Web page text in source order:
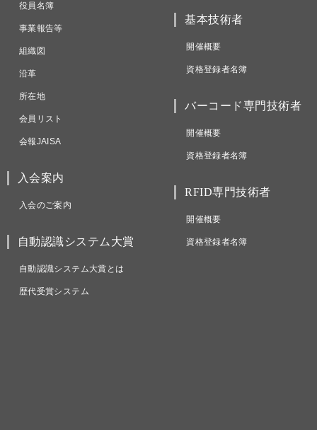
役員名簿
事業報告等
組織図
沿革
所在地
会員リスト
会報JAISA
入会案内
入会のご案内
自動認識システム大賞
自動認識システム大賞とは
歴代受賞システム
基本技術者
開催概要
資格登録者名簿
バーコード専門技術者
開催概要
資格登録者名簿
RFID専門技術者
開催概要
資格登録者名簿